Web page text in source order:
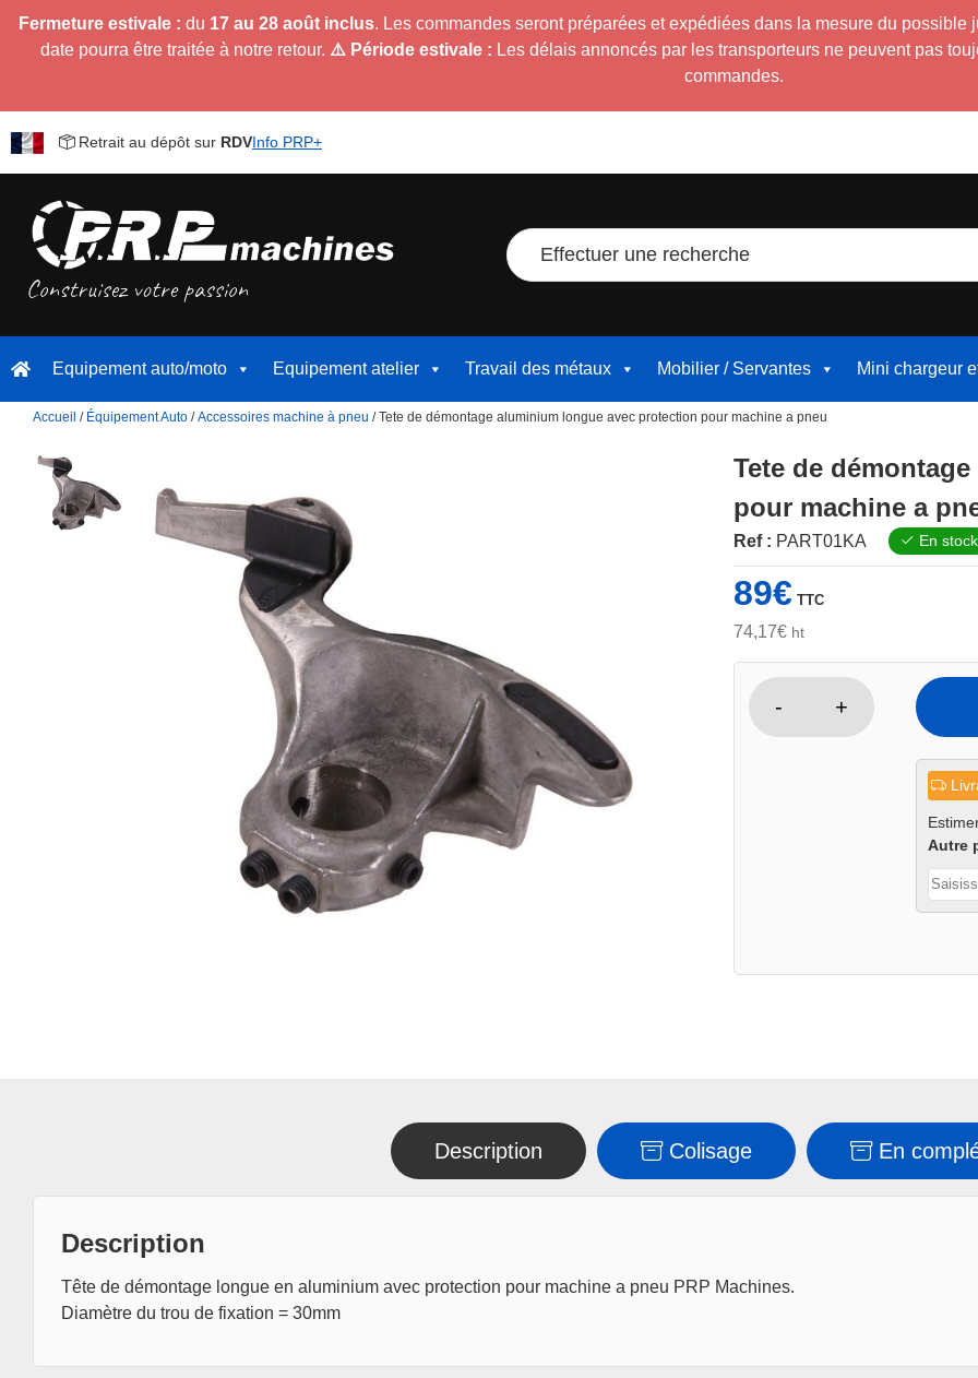
Fermeture estivale : du 17 au 28 août inclus. Les commandes seront préparées et expédiées dans la mesure du possible
date pourra être traitée à notre retour. ⚠️ Période estivale : Les délais annoncés par les transporteurs ne peuvent pas
commandes.
Retrait au dépôt sur RDVInfo PRP+
Effectuer une recherche
Equipement auto/moto Equipement atelier Travail des métaux Mobilier / Servantes Mini chargeur
Accueil / Équipement Auto /Accessoires machine à pneu / Tete de démontage aluminium longue avec protection pour machine a pneu
Tete de
pour machine a
Ref : PART01KA En stock
89€ TTC
74,17€ ht
-
quantité
machine
+
Autre
Description Colisage En
Description
Tête de démontage longue en aluminium avec protection pour machine a pneu PRP Machines.
Diamètre du trou de fixation = 30mm